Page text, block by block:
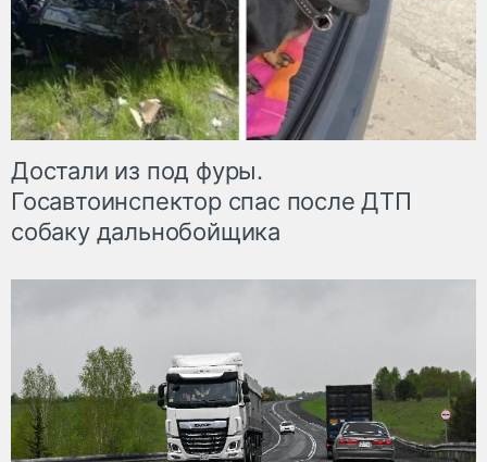
Достали из под фуры.
Госавтоинспектор спас после ДТП
собаку дальнобойщика